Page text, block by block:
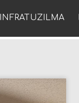
INFRATUZILMA